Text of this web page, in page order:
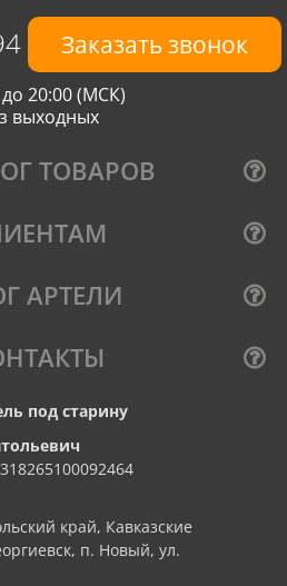
Заказать звонок
до 20:00 (МСК)
выходных
ТОВАРОВ
АРТЕЛИ
под старину
край, Кавказские
п. Новый, ул.